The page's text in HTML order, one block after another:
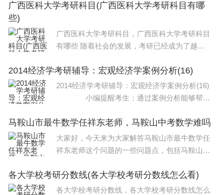
律问题的知识和理论体系，是社会科学的一门重
广西医科大学考研科目(广西医科大学考研科目有哪
些)
广西医科大学考研科目，广西医科大学考研科目
有哪些 随着社会的发展，考研已经成为了越来
合自己的科目是非常重要的一步。新传考研科
目？今天，我们就来探讨一下新传考研科目
2014经济学考研辅导：宏观经济学案例分析(16)
2014经济学考研辅导：宏观经济学案例分析(16)
小编提醒考生：通过案例分析能够帮助
家在备考宏观经济学的相关知识，最好多看一些
现实案例，通过案例分析来巩固知识。下
马鞍山市最牛数学任祥东老师，马鞍山中考数学难吗
大家好，今天来为大家解答马鞍山市最牛数学任
祥东老师这个问题的一些问题点，包括马鞍山中
天就来为大家分析分析，现在让我们一起来看看
吧！如果解决了您的问题，还望您关注下本站
各大学校考研分数线(各大学校考研分数线怎么看)
各大学校考研分数线，各大学校考研分数线怎么